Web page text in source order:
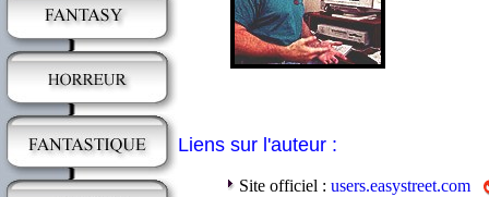
Liens sur l'auteur :
Site officiel : users.easystreet.com